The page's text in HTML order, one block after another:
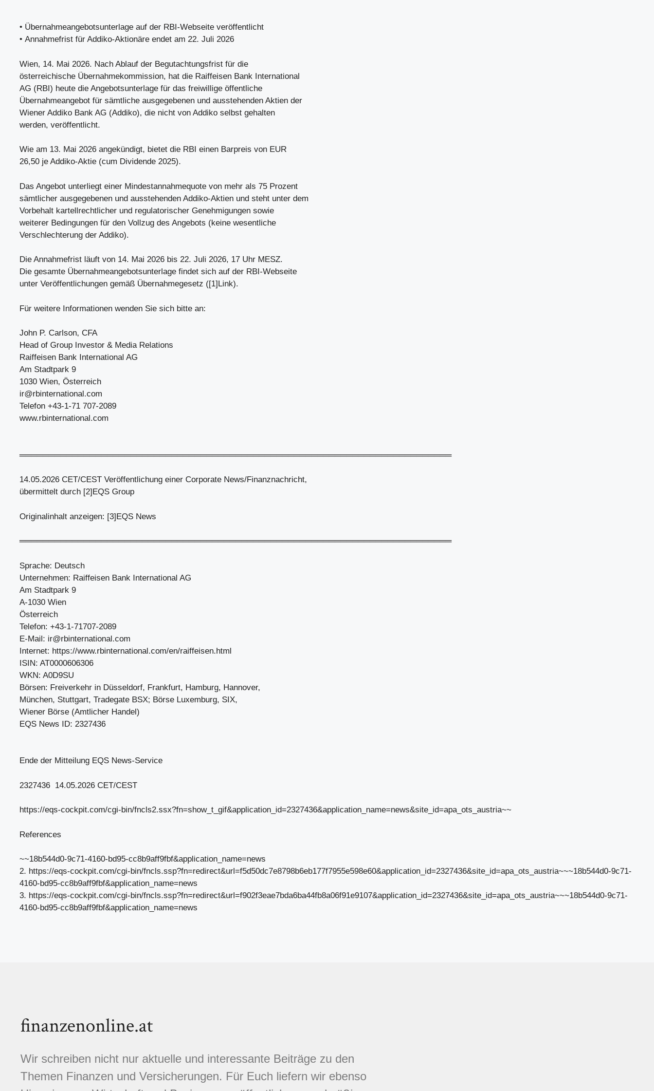
• Übernahmeangebotsunterlage auf der RBI-Webseite veröffentlicht
• Annahmefrist für Addiko-Aktionäre endet am 22. Juli 2026
Wien, 14. Mai 2026. Nach Ablauf der Begutachtungsfrist für die
österreichische Übernahmekommission, hat die Raiffeisen Bank International
AG (RBI) heute die Angebotsunterlage für das freiwillige öffentliche
Übernahmeangebot für sämtliche ausgegebenen und ausstehenden Aktien der
Wiener Addiko Bank AG (Addiko), die nicht von Addiko selbst gehalten
werden, veröffentlicht.
Wie am 13. Mai 2026 angekündigt, bietet die RBI einen Barpreis von EUR
26,50 je Addiko-Aktie (cum Dividende 2025).
Das Angebot unterliegt einer Mindestannahmequote von mehr als 75 Prozent
sämtlicher ausgegebenen und ausstehenden Addiko-Aktien und steht unter dem
Vorbehalt kartellrechtlicher und regulatorischer Genehmigungen sowie
weiterer Bedingungen für den Vollzug des Angebots (keine wesentliche
Verschlechterung der Addiko).
Die Annahmefrist läuft von 14. Mai 2026 bis 22. Juli 2026, 17 Uhr MESZ.
Die gesamte Übernahmeangebotsunterlage findet sich auf der RBI-Webseite
unter Veröffentlichungen gemäß Übernahmegesetz ([1]Link).
Für weitere Informationen wenden Sie sich bitte an:
John P. Carlson, CFA
Head of Group Investor & Media Relations
Raiffeisen Bank International AG
Am Stadtpark 9
1030 Wien, Österreich
ir@rbinternational.com
Telefon +43-1-71 707-2089
www.rbinternational.com
══════════════════════════════════════════════════════════════════════════
14.05.2026 CET/CEST Veröffentlichung einer Corporate News/Finanznachricht,
übermittelt durch [2]EQS Group
Originalinhalt anzeigen: [3]EQS News
══════════════════════════════════════════════════════════════════════════
Sprache: Deutsch
Unternehmen: Raiffeisen Bank International AG
Am Stadtpark 9
A-1030 Wien
Österreich
Telefon: +43-1-71707-2089
E-Mail: ir@rbinternational.com
Internet: https://www.rbinternational.com/en/raiffeisen.html
ISIN: AT0000606306
WKN: A0D9SU
Börsen: Freiverkehr in Düsseldorf, Frankfurt, Hamburg, Hannover,
München, Stuttgart, Tradegate BSX; Börse Luxemburg, SIX,
Wiener Börse (Amtlicher Handel)
EQS News ID: 2327436
Ende der Mitteilung EQS News-Service
2327436 14.05.2026 CET/CEST
https://eqs-cockpit.com/cgi-bin/fncls2.ssx?fn=show_t_gif&application_id=2327436&application_name=news&site_id=apa_ots_austria~~
References
~~18b544d0-9c71-4160-bd95-cc8b9aff9fbf&application_name=news
2. https://eqs-cockpit.com/cgi-bin/fncls.ssp?fn=redirect&url=f5d50dc7e8798b6eb177f7955e598e60&application_id=2327436&site_id=apa_ots_austria~~~18b544d0-9c71-
4160-bd95-cc8b9aff9fbf&application_name=news
3. https://eqs-cockpit.com/cgi-bin/fncls.ssp?fn=redirect&url=f902f3eae7bda6ba44fb8a06f91e9107&application_id=2327436&site_id=apa_ots_austria~~~18b544d0-9c71-
4160-bd95-cc8b9aff9fbf&application_name=news
finanzenonline.at
Wir schreiben nicht nur aktuelle und interessante Beiträge zu den
Themen Finanzen und Versicherungen. Für Euch liefern wir ebenso